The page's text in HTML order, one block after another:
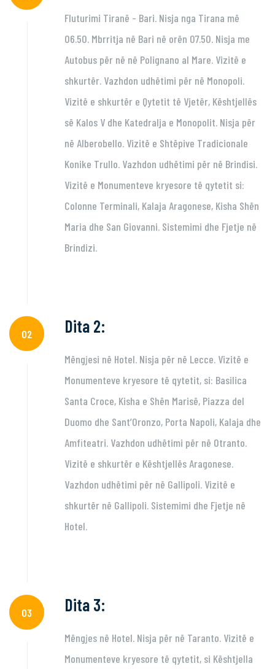
Fluturimi Tiranë - Bari. Nisja nga Tirana më
06.50. Mbrritja në Bari në orën 07.50. Nisja me
Autobus për në në Polignano al Mare. Vizitë e
shkurtër. Vazhdon udhëtimi për në Monopoli.
Vizitë e shkurtër e Qytetit të Vjetër, Kështjellës
së Kalos V dhe Katedralja e Monopolit. Nisja për
në Alberobello. Vizitë e Shtëpive Tradicionale
Konike Trullo. Vazhdon udhëtimi për në Brindisi.
Vizitë e Monumenteve kryesore të qytetit si:
Colonne Terminali, Kalaja Aragonese, Kisha Shën
Maria dhe San Giovanni. Sistemimi dhe Fjetje në
Brindizi.
02 Dita 2:
Mëngjesi në Hotel. Nisja për në Lecce. Vizitë e
Monumenteve kryesore të qytetit, si: Basilica
Santa Croce, Kisha e Shën Marisë, Piazza del
Duomo dhe Sant’Oronzo, Porta Napoli, Kalaja dhe
Amfiteatri. Vazhdon udhëtimi për në Otranto.
Vizitë e shkurtër e Kështjellës Aragonese.
Vazhdon udhëtimi për në Gallipoli. Vizitë e
shkurtër në Gallipoli. Sistemimi dhe Fjetje në
Hotel.
03 Dita 3:
Mëngjes në Hotel. Nisja për në Taranto. Vizitë e
Monumenteve kryesore të qytetit, si Kështjella